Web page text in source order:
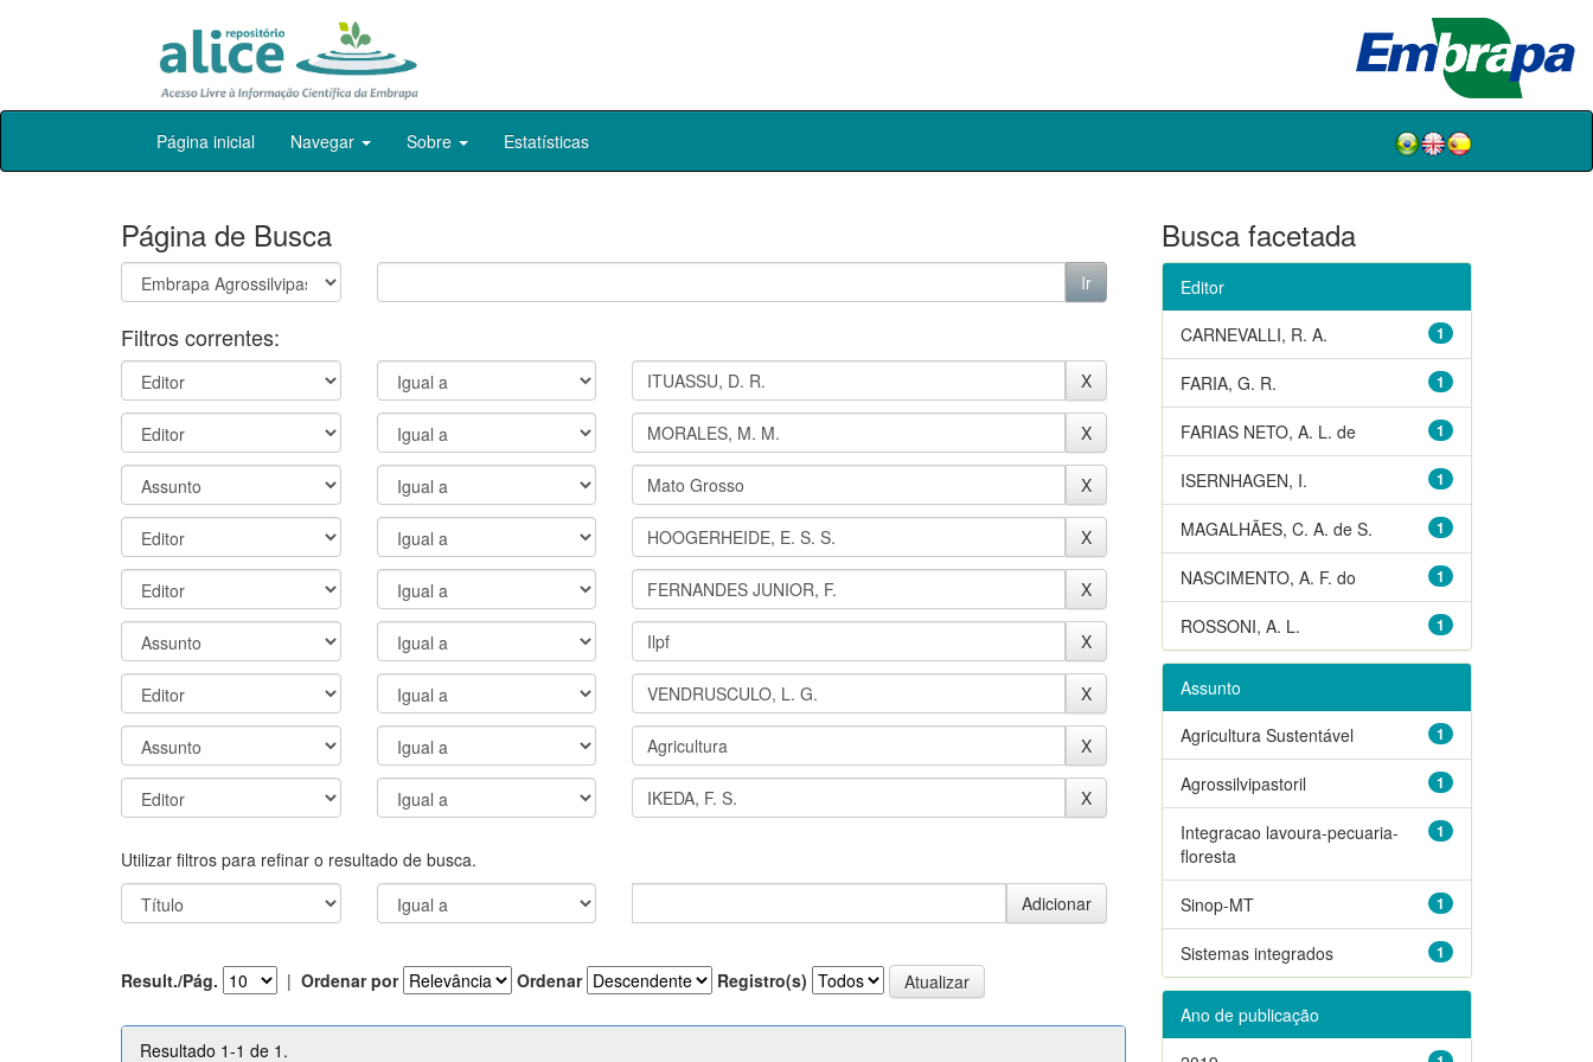
Skip
Página inicial Navegar Sobre Estatísticas
Página de Busca
Filtros correntes:
Utilizar filtros para refinar o resultado de busca.
Result./Pág. | Ordenar por Ordenar Registro(s)
Resultado 1-1 de 1.
Busca facetada
Editor
1
CARNEVALLI, R. A.
1
FARIA, G. R.
1
FARIAS NETO, A. L. de
1
ISERNHAGEN, I.
1
MAGALHÃES, C. A. de S.
1
NASCIMENTO, A. F. do
1
ROSSONI, A. L.
Assunto
1
Agricultura Sustentável
1
Agrossilvipastoril
1
Integracao lavoura-pecuaria-
floresta
1
Sinop-MT
1
Sistemas integrados
Ano de publicação